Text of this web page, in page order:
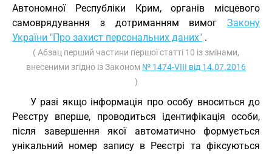
Автономної Республіки Крим, органів місцевого
самоврядування з дотриманням вимог Закону
України "Про захист персональних даних" .
( Абзац перший частини першої статті 10 із змінами,
внесеними згідно із Законом № 1474-VIII від 14.07.2016
)
У разі якщо інформація про особу вноситься до
Реєстру вперше, проводиться ідентифікація особи,
після завершення якої автоматично формується
унікальний номер запису в Реєстрі та фіксуються